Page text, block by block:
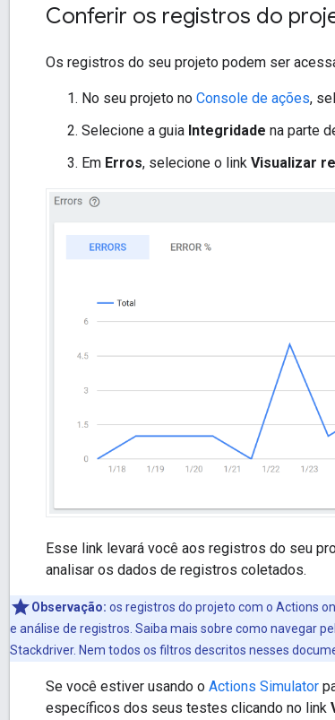
Conferir os registros do
Os registros do seu projeto podem ser
No seu projeto no Console de ações,
Selecione a guia Integridade na parte
Em Erros, selecione o link Visualizar
Esse link levará você aos registros do seu
analisar os dados de registros coletados.
Observação: os registros do projeto com o Actions
e análise de registros. Saiba mais sobre como navegar
Stackdriver. Nem todos os filtros descritos nesses
Se você estiver usando o Actions Simulator
específicos dos seus testes clicando no link